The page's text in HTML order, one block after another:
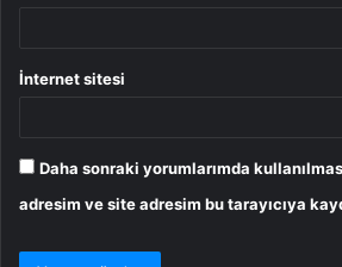
İnternet sitesi
Daha sonraki yorumlarımda
adresim ve site adresim bu tarayıcıya